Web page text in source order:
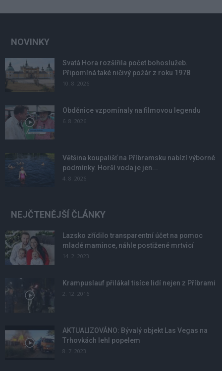
NOVINKY
Svatá Hora rozšířila počet bohoslužeb.
Připomíná také ničivý požár z roku 1978
10. 8. 2026
Obděnice vzpomínaly na filmovou legendu
6. 8. 2026
Většina koupališť na Příbramsku nabízí výborné
podmínky. Horší voda je jen...
4. 8. 2026
NEJČTENĚJŠÍ ČLÁNKY
Lazsko zřídilo transparentní účet na pomoc
mladé mamince, náhle postižené mrtvicí
14. 2. 2023
Krampuslauf přilákal tisíce lidí nejen z Příbrami
2. 12. 2016
AKTUALIZOVÁNO: Bývalý objekt Las Vegas na
Trhovkách lehl popelem
8. 7. 2023